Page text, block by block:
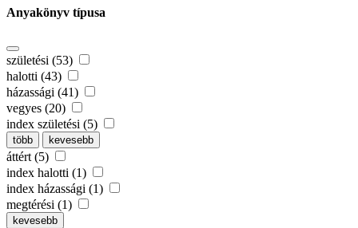
Anyakönyv típusa
születési (53)
halotti (43)
házassági (41)
vegyes (20)
index születési (5)
több kevesebb
áttért (5)
index halotti (1)
index házassági (1)
megtérési (1)
kevesebb